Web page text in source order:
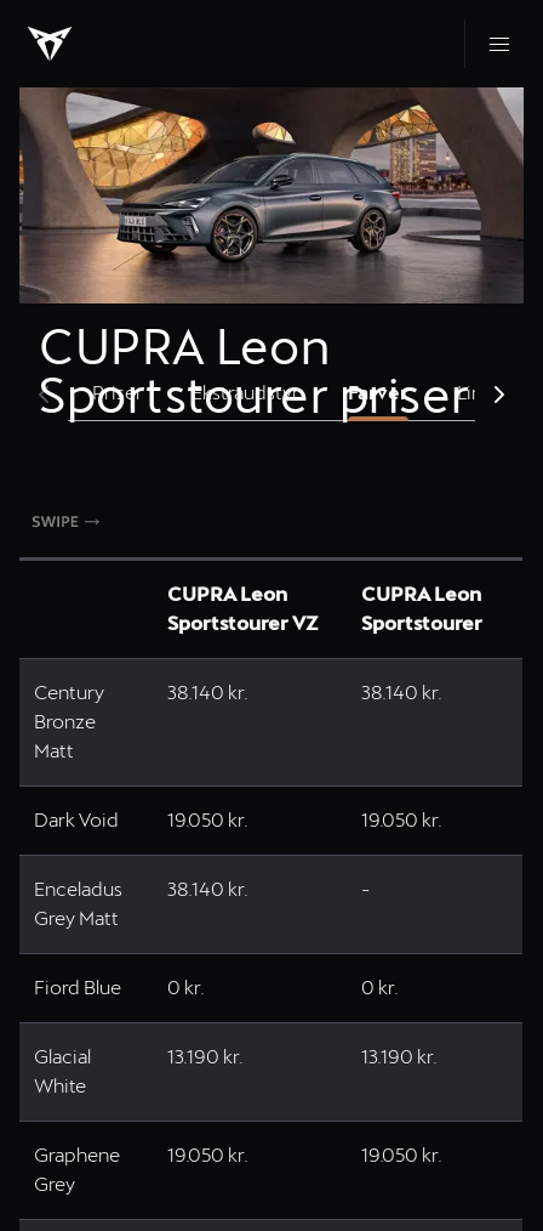
CUPRA Leon
Sportstourer priser
Priser Ekstraudstyr Farver Links og
CUPRA Leon
Sportstourer VZ
CUPRA Leon
Sportstourer
Century
Bronze
Matt
38.140 kr. 38.140 kr.
Dark Void 19.050 kr. 19.050 kr.
Enceladus
Grey Matt
38.140 kr. -
Fiord Blue 0 kr. 0 kr.
Glacial
White
13.190 kr. 13.190 kr.
Graphene
Grey
19.050 kr. 19.050 kr.